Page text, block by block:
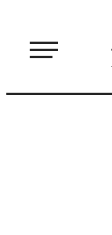
sisältöön